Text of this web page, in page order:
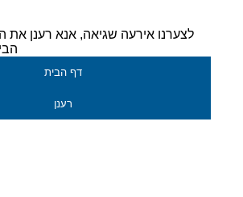
לצערנו אירעה שגיאה, אנא רענן את
דף הבית
רענן